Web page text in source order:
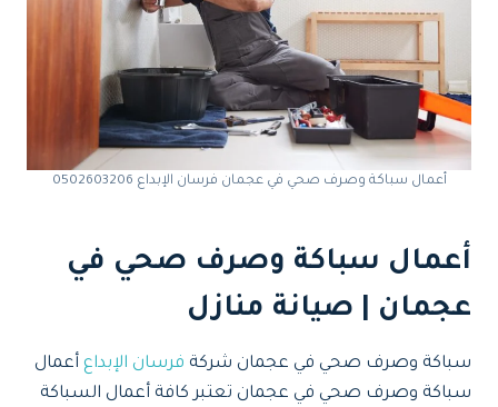
أعمال سباكة وصرف صحي في عجمان فرسان الإبداع 0502603206
أعمال سباكة وصرف صحي في
عجمان | صيانة منازل
سباكة وصرف صحي في عجمان شركة فرسان الإبداع أعمال
سباكة وصرف صحي في عجمان تعتبر كافة أعمال السباكة